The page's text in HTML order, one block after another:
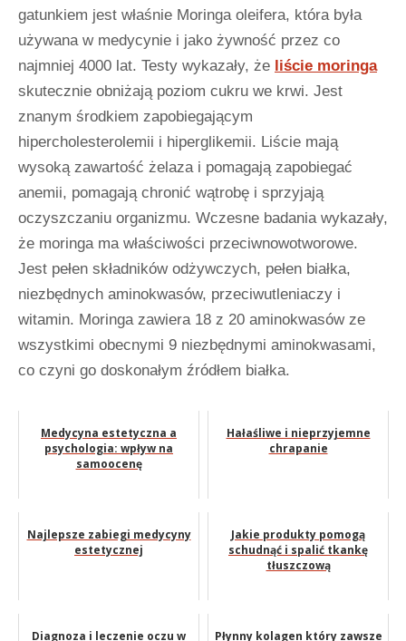
gatunkiem jest właśnie Moringa oleifera, która była
używana w medycynie i jako żywność przez co
najmniej 4000 lat. Testy wykazały, że liście moringa
skutecznie obniżają poziom cukru we krwi. Jest
znanym środkiem zapobiegającym
hipercholesterolemii i hiperglikemii. Liście mają
wysoką zawartość żelaza i pomagają zapobiegać
anemii, pomagają chronić wątrobę i sprzyjają
oczyszczaniu organizmu. Wczesne badania wykazały,
że moringa ma właściwości przeciwnowotworowe.
Jest pełen składników odżywczych, pełen białka,
niezbędnych aminokwasów, przeciwutleniaczy i
witamin. Moringa zawiera 18 z 20 aminokwasów ze
wszystkimi obecnymi 9 niezbędnymi aminokwasami,
co czyni go doskonałym źródłem białka.
Medycyna estetyczna a
psychologia: wpływ na
samoocenę
Hałaśliwe i nieprzyjemne
chrapanie
Najlepsze zabiegi medycyny
estetycznej
Jakie produkty pomogą
schudnąć i spalić tkankę
tłuszczową
Diagnoza i leczenie oczu w Płynny kolagen który zawsze